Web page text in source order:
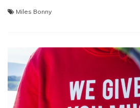
Miles Bonny